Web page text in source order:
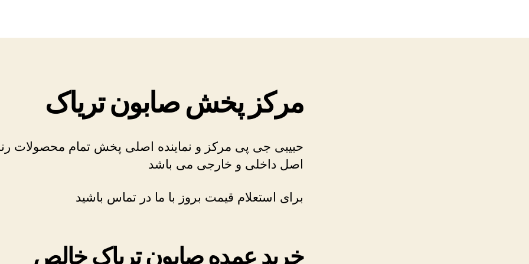
تریاک
مرکز پخش صابون تریاک
حبیبی جی پی مرکز و نماینده اصلی پخش تمام محصولات
اصل داخلی و خارجی می باشد
برای استعلام قیمت بروز با ما در تماس باشید
خرید عمده صابون تریاک خالص